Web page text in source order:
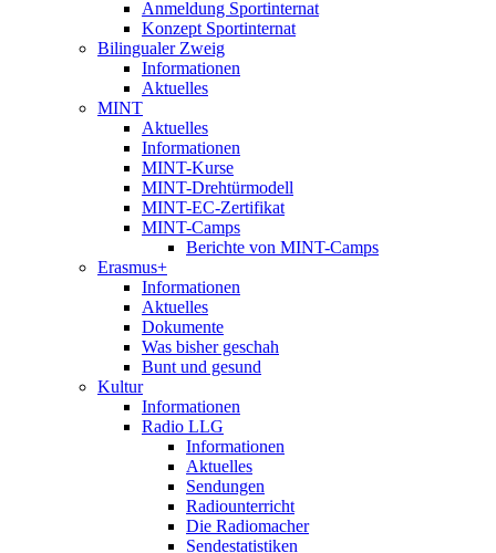
Anmeldung Sportinternat
Konzept Sportinternat
Bilingualer Zweig
Informationen
Aktuelles
MINT
Aktuelles
Informationen
MINT-Kurse
MINT-Drehtürmodell
MINT-EC-Zertifikat
MINT-Camps
Berichte von MINT-Camps
Erasmus+
Informationen
Aktuelles
Dokumente
Was bisher geschah
Bunt und gesund
Kultur
Informationen
Radio LLG
Informationen
Aktuelles
Sendungen
Radiounterricht
Die Radiomacher
Sendestatistiken